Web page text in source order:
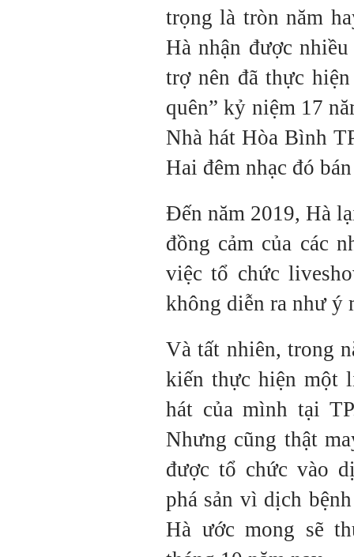
trọng là tròn năm
Hà nhận được
trợ nên đã thực
quên” kỷ niệm 17
Nhà hát Hòa Bình
Hai đêm nhạc đó
Đến năm 2019, Hà
đồng cảm của các
việc tổ chức
không diễn ra như ý
Và tất nhiên, trong
kiến thực hiện một
hát của mình tại
Nhưng cũng thật
được tổ chức vào
phá sản vì dịch
Hà ước mong sẽ